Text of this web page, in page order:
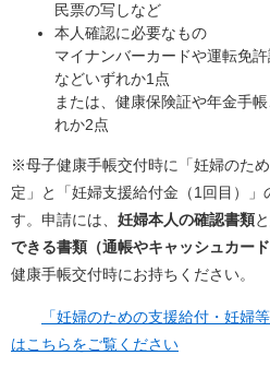
民票の写しなど
本人確認に必要なもの
マイナンバーカードや運転免
などいずれか1点
または、健康保険証や年金手
れか2点
※母子健康手帳交付時に「妊婦のた
定」と「妊婦支援給付金（1回目）」
す。申請には、 妊婦本人の確認書類と
できる書類（通帳やキャッシュカー
健康手帳交付時にお持ちください。
「妊婦のための支援給付・妊婦
はこちらをご覧ください